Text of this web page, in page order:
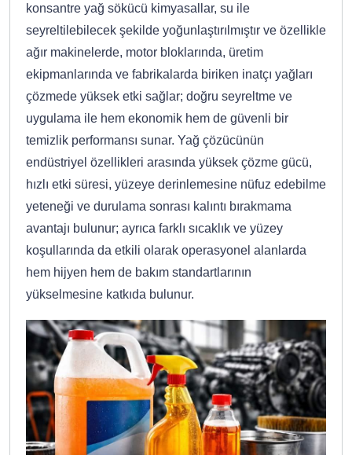
konsantre yağ sökücü kimyasallar, su ile
seyreltilebilecek şekilde yoğunlaştırılmıştır ve özellikle
ağır makinelerde, motor bloklarında, üretim
ekipmanlarında ve fabrikalarda biriken inatçı yağları
çözmede yüksek etki sağlar; doğru seyreltme ve
uygulama ile hem ekonomik hem de güvenli bir
temizlik performansı sunar. Yağ çözücünün
endüstriyel özellikleri arasında yüksek çözme gücü,
hızlı etki süresi, yüzeye derinlemesine nüfuz edebilme
yeteneği ve durulama sonrası kalıntı bırakmama
avantajı bulunur; ayrıca farklı sıcaklık ve yüzey
koşullarında da etkili olarak operasyonel alanlarda
hem hijyen hem de bakım standartlarının
yükselmesine katkıda bulunur.